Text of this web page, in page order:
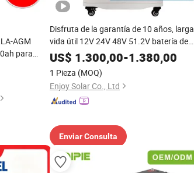
AGM
para
por
Disfruta de la garantía de 10 años, larga
vida útil 12V 24V 48V 51.2V batería de
iones de litio solar 50ah 100ah 200ah
280ah 314ah para paquete de batería
solar doméstico
US$ 1.300,00-1.380,00
1 Pieza (MOQ)
Enjoy Solar Co., Ltd
Enviar Consulta